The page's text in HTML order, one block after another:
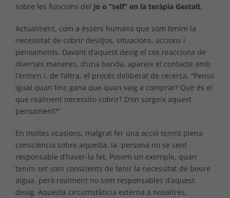
sobre les funcions del jo o “self” en la teràpia Gestalt.
Actualment, com a éssers humans que som tenim la
necessitat de cobrir desitjos, situacions, accions i
pensaments. Davant d’aquest desig el cos reacciona de
diverses maneres, d’una banda, apareix el contacte amb
l’entorn i, de l’altra, el procés deliberat de recerca. “Penso
igual quan tinc gana que quan vaig a comprar? Què és el
que realment necessito cobrir? D’on sorgeix aquest
pensament?”
En moltes ocasions, malgrat fer una acció tenint plena
consciència sobre aquesta, la persona no se sent
responsable d’haver-la fet. Posem un exemple, quan
tenim set som conscients de tenir la necessitat de beure
aigua, però realment no som responsables d’aquest
desig. Aquesta circumstància externa a nosaltres,